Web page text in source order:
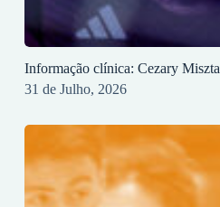
Informação clínica: Cezary Miszta
31 de Julho, 2026